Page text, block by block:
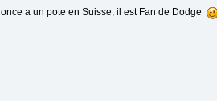
a un pote en Suisse, il est Fan de Dodge